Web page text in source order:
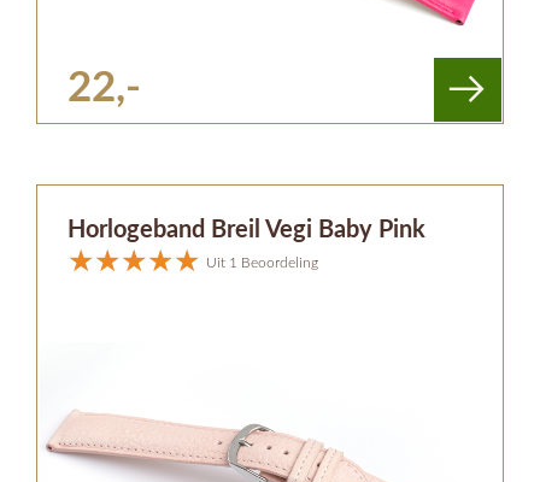
22,-
Horlogeband Breil Vegi Baby Pink
Uit 1 Beoordeling